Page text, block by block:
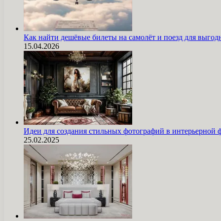
Как найти дешёвые билеты на самолёт и поезд для
15.04.2026
Идеи для создания стильных фотографий в интерьерной
25.02.2025